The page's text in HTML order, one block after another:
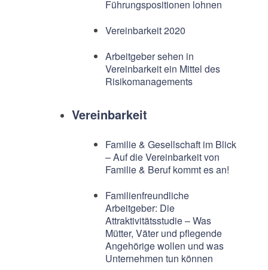
Führungspositionen lohnen
Vereinbarkeit 2020
Arbeitgeber sehen in
Vereinbarkeit ein Mittel des
Risikomanagements
Vereinbarkeit
Familie & Gesellschaft im Blick
– Auf die Vereinbarkeit von
Familie & Beruf kommt es an!
Familienfreundliche
Arbeitgeber: Die
Attraktivitätsstudie – Was
Mütter, Väter und pflegende
Angehörige wollen und was
Unternehmen tun können